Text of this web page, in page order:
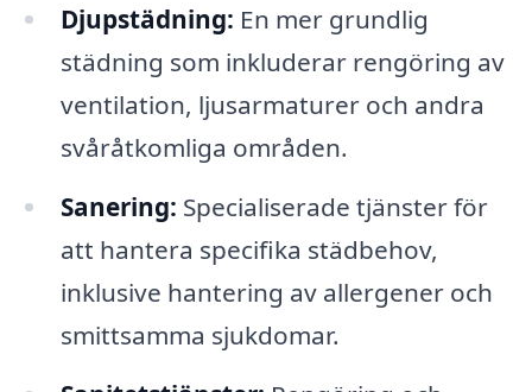
Djupstädning: En mer grundlig
städning som inkluderar rengöring av
ventilation, ljusarmaturer och andra
svåråtkomliga områden.
Sanering: Specialiserade tjänster för
att hantera specifika städbehov,
inklusive hantering av allergener och
smittsamma sjukdomar.